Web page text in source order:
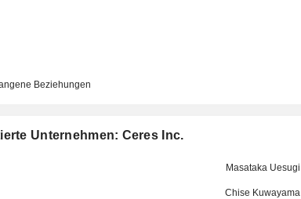
Beziehungen
Unternehmen: Ceres Inc.
Masataka Uesugi
Chise Kuwayama